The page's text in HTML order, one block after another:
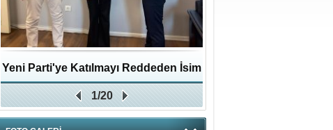
Yeni Parti'ye Katılmayı Reddeden İsim
Zafer Partisi'ne katıldı
1/20